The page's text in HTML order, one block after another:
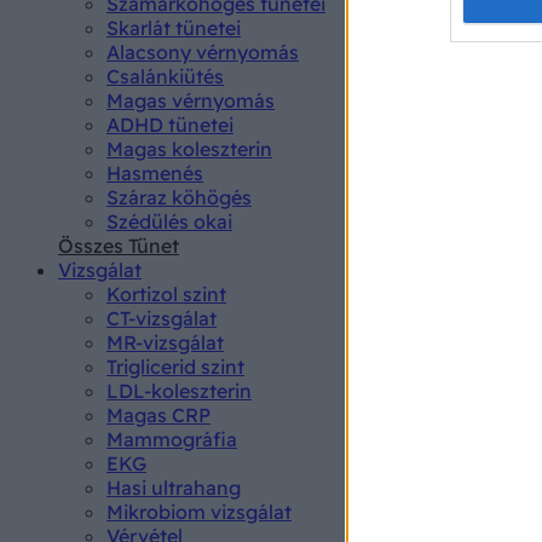
Skarlát tünetei
Alacsony vérnyomás
Csalánkiütés
Magas vérnyomás
ADHD tünetei
Magas koleszterin
Hasmenés
Száraz köhögés
Szédülés okai
Összes Tünet
Vizsgálat
Kortizol szint
CT-vizsgálat
MR-vizsgálat
Triglicerid szint
LDL-koleszterin
Magas CRP
Mammográfia
EKG
Hasi ultrahang
Mikrobiom vizsgálat
Vérvétel